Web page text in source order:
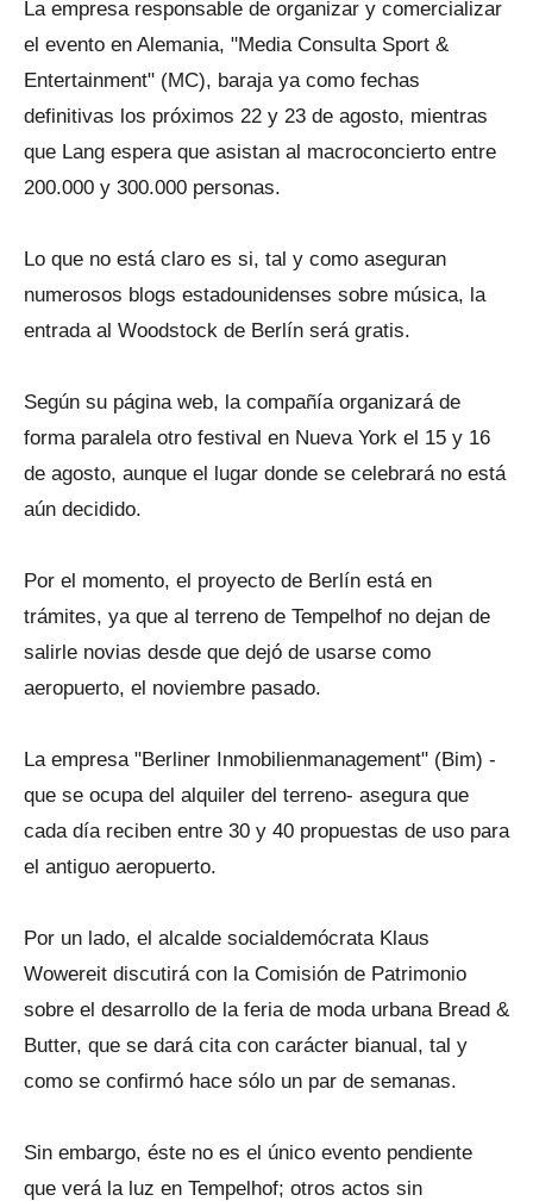
La empresa responsable de organizar y comercializar
el evento en Alemania, "Media Consulta Sport &
Entertainment" (MC), baraja ya como fechas
definitivas los próximos 22 y 23 de agosto, mientras
que Lang espera que asistan al macroconcierto entre
200.000 y 300.000 personas.
Lo que no está claro es si, tal y como aseguran
numerosos blogs estadounidenses sobre música, la
entrada al Woodstock de Berlín será gratis.
Según su página web, la compañía organizará de
forma paralela otro festival en Nueva York el 15 y 16
de agosto, aunque el lugar donde se celebrará no está
aún decidido.
Por el momento, el proyecto de Berlín está en
trámites, ya que al terreno de Tempelhof no dejan de
salirle novias desde que dejó de usarse como
aeropuerto, el noviembre pasado.
La empresa "Berliner Inmobilienmanagement" (Bim) -
que se ocupa del alquiler del terreno- asegura que
cada día reciben entre 30 y 40 propuestas de uso para
el antiguo aeropuerto.
Por un lado, el alcalde socialdemócrata Klaus
Wowereit discutirá con la Comisión de Patrimonio
sobre el desarrollo de la feria de moda urbana Bread &
Butter, que se dará cita con carácter bianual, tal y
como se confirmó hace sólo un par de semanas.
Sin embargo, éste no es el único evento pendiente
que verá la luz en Tempelhof; otros actos sin